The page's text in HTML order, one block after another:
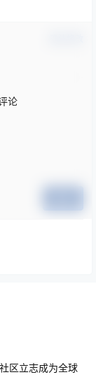
论
区立志成为全球